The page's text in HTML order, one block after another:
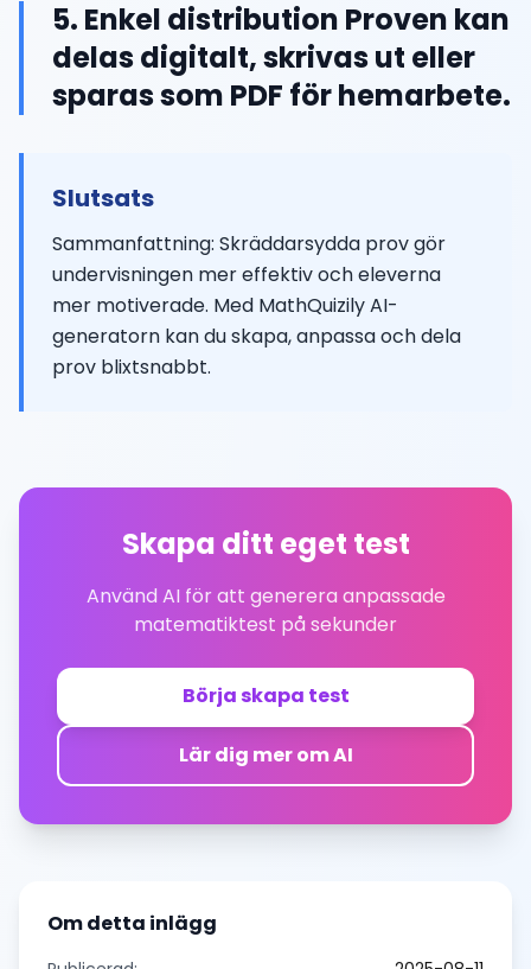
5. Enkel distribution Proven kan
delas digitalt, skrivas ut eller
sparas som PDF för hemarbete.
Slutsats
Sammanfattning: Skräddarsydda prov gör
undervisningen mer effektiv och eleverna
mer motiverade. Med MathQuizily AI-
generatorn kan du skapa, anpassa och dela
prov blixtsnabbt.
Skapa ditt eget test
Använd AI för att generera anpassade
matematiktest på sekunder
Börja skapa test
Lär dig mer om AI
Om detta inlägg